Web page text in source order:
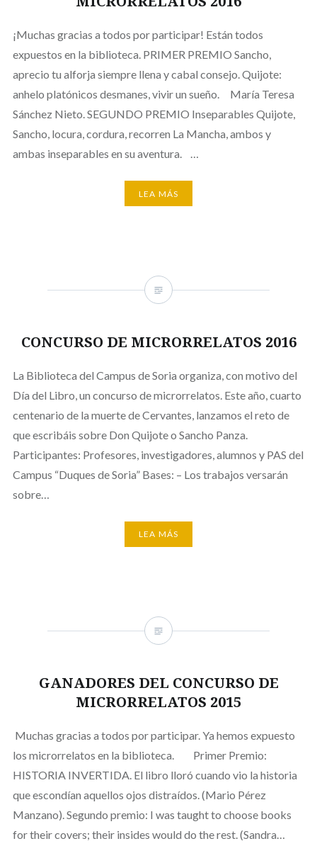
¡Muchas gracias a todos por participar! Están todos
expuestos en la biblioteca. PRIMER PREMIO Sancho,
aprecio tu alforja siempre llena y cabal consejo. Quijote:
anhelo platónicos desmanes, vivir un sueño. María Teresa
Sánchez Nieto. SEGUNDO PREMIO Inseparables Quijote,
Sancho, locura, cordura, recorren La Mancha, ambos y
ambas inseparables en su aventura. …
LEA MÁS
CONCURSO DE MICRORRELATOS 2016
La Biblioteca del Campus de Soria organiza, con motivo del
Día del Libro, un concurso de microrrelatos. Este año, cuarto
centenario de la muerte de Cervantes, lanzamos el reto de
que escribáis sobre Don Quijote o Sancho Panza.
Participantes: Profesores, investigadores, alumnos y PAS del
Campus “Duques de Soria” Bases: – Los trabajos versarán
sobre…
LEA MÁS
GANADORES DEL CONCURSO DE
MICRORRELATOS 2015
Muchas gracias a todos por participar. Ya hemos expuesto
los microrrelatos en la biblioteca. Primer Premio:
HISTORIA INVERTIDA. El libro lloró cuando vio la historia
que escondían aquellos ojos distraídos. (Mario Pérez
Manzano). Segundo premio: I was taught to choose books
for their covers; their insides would do the rest. (Sandra…